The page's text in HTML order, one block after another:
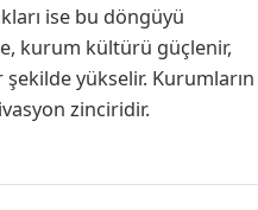
ise bu döngüyü
kurum kültürü güçlenir,
yükselir. Kurumların
zinciridir.